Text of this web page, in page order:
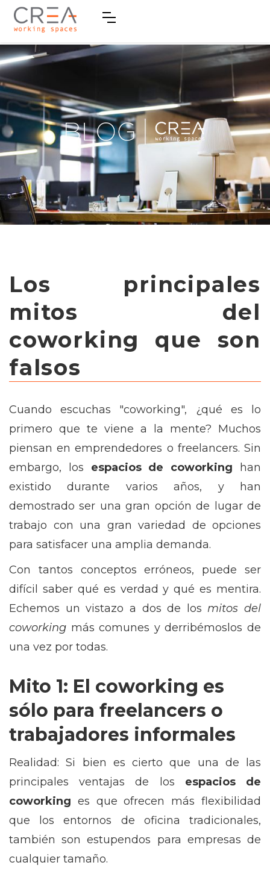
Los principales
mitos del
coworking que son
falsos
Cuando escuchas "coworking", ¿qué es lo
primero que te viene a la mente? Muchos
piensan en emprendedores o freelancers. Sin
embargo, los espacios de coworking han
existido durante varios años, y han
demostrado ser una gran opción de lugar de
trabajo con una gran variedad de opciones
para satisfacer una amplia demanda.
Con tantos conceptos erróneos, puede ser
difícil saber qué es verdad y qué es mentira.
Echemos un vistazo a dos de los mitos del
coworking más comunes y derribémoslos de
una vez por todas.
Mito 1: El coworking es
sólo para freelancers o
trabajadores informales
Realidad: Si bien es cierto que una de las
principales ventajas de los espacios de
coworking es que ofrecen más flexibilidad
que los entornos de oficina tradicionales,
también son estupendos para empresas de
cualquier tamaño.